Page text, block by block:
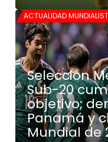
ACTUALIDAD
Selección
Sub-20
objetivo;
Panamá y
Mundial de